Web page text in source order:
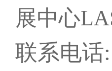
办周期
展会规
展中心
联系电话